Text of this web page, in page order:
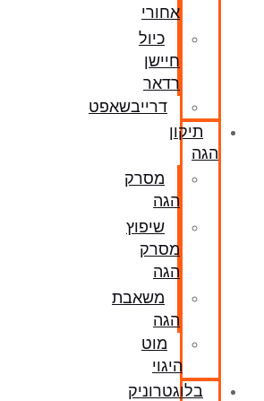
אחורי
כיול
חיישן
רדאר
דרייבשאפט
תיקון
הגה
מסרק
הגה
שיפוץ
מסרק
הגה
משאבת
הגה
מוט
היגוי
בלוגטרוניק